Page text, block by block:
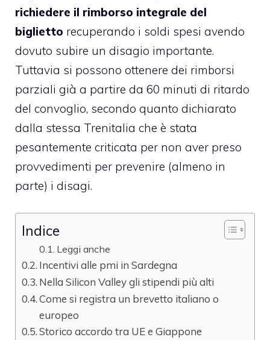
richiedere il rimborso integrale del
biglietto recuperando i soldi spesi avendo
dovuto subire un disagio importante.
Tuttavia si possono ottenere dei rimborsi
parziali già a partire da 60 minuti di ritardo
del convoglio, secondo quanto dichiarato
dalla stessa Trenitalia che è stata
pesantemente criticata per non aver preso
provvedimenti per prevenire (almeno in
parte) i disagi.
Indice
Leggi anche
Incentivi alle pmi in Sardegna
Nella Silicon Valley gli stipendi più alti
Come si registra un brevetto italiano o
europeo
Storico accordo tra UE e Giappone